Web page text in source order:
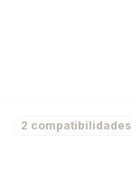
2 compatibilidades